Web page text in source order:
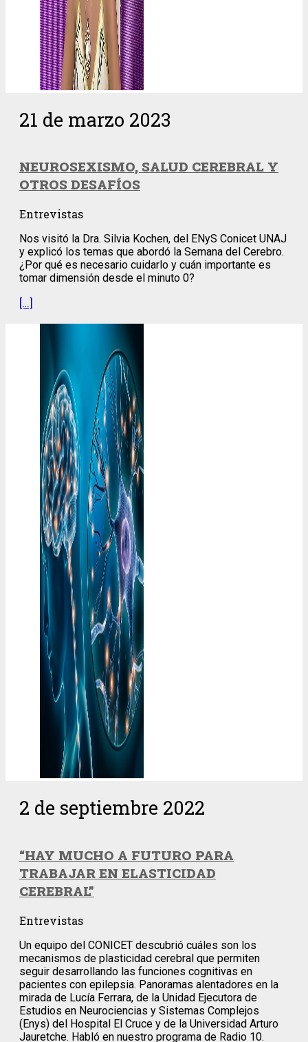
21 de marzo 2023
NEUROSEXISMO, SALUD CEREBRAL Y
OTROS DESAFÍOS
Entrevistas
Nos visitó la Dra. Silvia Kochen, del ENyS Conicet UNAJ
y explicó los temas que abordó la Semana del Cerebro.
¿Por qué es necesario cuidarlo y cuán importante es
tomar dimensión desde el minuto 0?
[…]
2 de septiembre 2022
“HAY MUCHO A FUTURO PARA
TRABAJAR EN ELASTICIDAD
CEREBRAL”
Entrevistas
Un equipo del CONICET descubrió cuáles son los
mecanismos de plasticidad cerebral que permiten
seguir desarrollando las funciones cognitivas en
pacientes con epilepsia. Panoramas alentadores en la
mirada de Lucía Ferrara, de la Unidad Ejecutora de
Estudios en Neurociencias y Sistemas Complejos
(Enys) del Hospital El Cruce y de la Universidad Arturo
Jauretche. Habló en nuestro programa de Radio 10.